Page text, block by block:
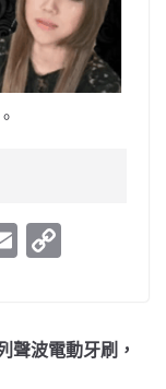
E
l y
聲波電動牙刷，